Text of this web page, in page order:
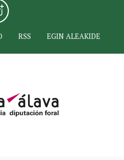
RSS EGIN ALEAKIDE